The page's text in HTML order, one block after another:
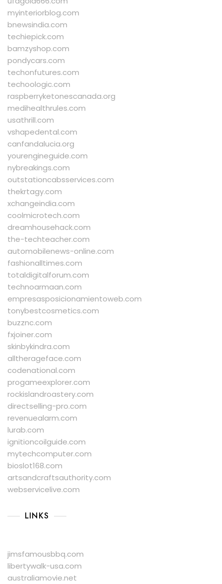
myinteriorblog.com
bnewsindia.com
techiepick.com
bamzyshop.com
pondycars.com
techonfutures.com
techoologic.com
raspberryketonescanada.org
medihealthrules.com
usathrill.com
vshapedental.com
canfandalucia.org
yourengineguide.com
nybreakings.com
outstationcabsservices.com
thekrtagy.com
xchangeindia.com
coolmicrotech.com
dreamhousehack.com
the-techteacher.com
automobilenews-online.com
fashionalltimes.com
totaldigitalforum.com
technoarmaan.com
empresasposicionamientoweb.com
tonybestcosmetics.com
buzznc.com
fxjoiner.com
skinbykindra.com
alltherageface.com
codenational.com
progameexplorer.com
rockislandroastery.com
directselling-pro.com
revenuealarm.com
lurab.com
ignitioncoilguide.com
mytechcomputer.com
bioslot168.com
artsandcraftsauthority.com
webservicelive.com
LINKS
jimsfamousbbq.com
libertywalk-usa.com
australiamovie.net